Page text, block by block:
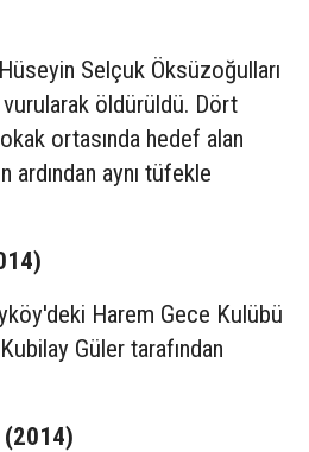
Selçuk Öksüzoğulları
öldürüldü. Dört
ortasında hedef alan
ardından aynı tüfekle
Harem Gece Kulübü
Güler tarafından
(2014)